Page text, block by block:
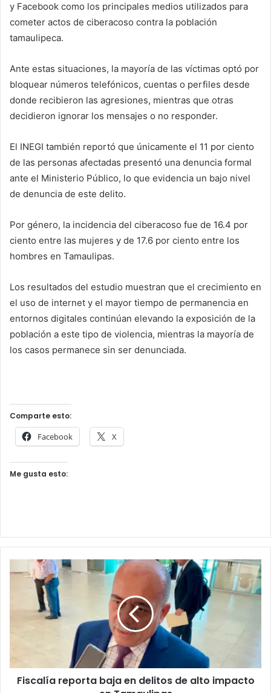
y Facebook como los principales medios utilizados para
cometer actos de ciberacoso contra la población
tamaulipeca.
Ante estas situaciones, la mayoría de las víctimas optó por
bloquear números telefónicos, cuentas o perfiles desde
donde recibieron las agresiones, mientras que otras
decidieron ignorar los mensajes o no responder.
El INEGI también reportó que únicamente el 11 por ciento
de las personas afectadas presentó una denuncia formal
ante el Ministerio Público, lo que evidencia un bajo nivel
de denuncia de este delito.
Por género, la incidencia del ciberacoso fue de 16.4 por
ciento entre las mujeres y de 17.6 por ciento entre los
hombres en Tamaulipas.
Los resultados del estudio muestran que el crecimiento en
el uso de internet y el mayor tiempo de permanencia en
entornos digitales continúan elevando la exposición de la
población a este tipo de violencia, mientras la mayoría de
los casos permanece sin ser denunciada.
Comparte esto:
Facebook X
Me gusta esto:
Fiscalía reporta baja en delitos de alto impacto